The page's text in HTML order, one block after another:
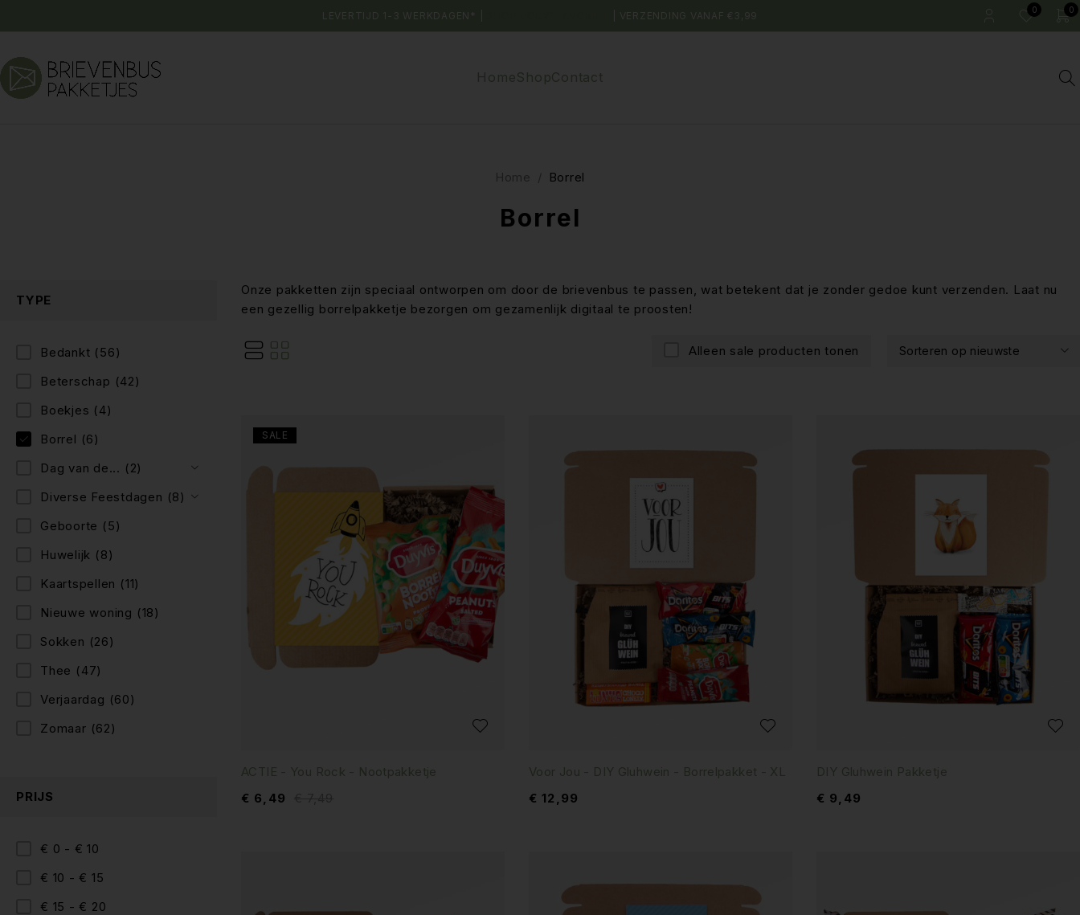
LEVERTIJD 1-3 WERKDAGEN* | | VERZENDING VANAF €3,99 0 0
HomeShopContact
Borrel
Home / Borrel
TYPE
Bedankt (56)
Beterschap (42)
Boekjes (4)
Borrel (6)
Dag van de... (2)
Diverse Feestdagen (8)
Geboorte (5)
Huwelijk (8)
Kaartspellen (11)
Nieuwe woning (18)
Sokken (26)
Thee (47)
Verjaardag (60)
Zomaar (62)
PRIJS
€ 0 - € 10
€ 10 - € 15
€ 15 - € 20
Onze pakketten zijn speciaal ontworpen om door de brievenbus te passen, wat betekent dat je zonder gedoe kunt verzenden. Laat nu
een gezellig borrelpakketje bezorgen om gezamenlijk digitaal te proosten!
Alleen sale producten tonen Sorteren op nieuwste
SALE
ACTIE - You Rock - Nootpakketje
€ 6,49
Voor Jou - DIY Gluhwein - Borrelpakket - XL
€ 12,99
DIY Gluhwein Pakketje
€ 9,49